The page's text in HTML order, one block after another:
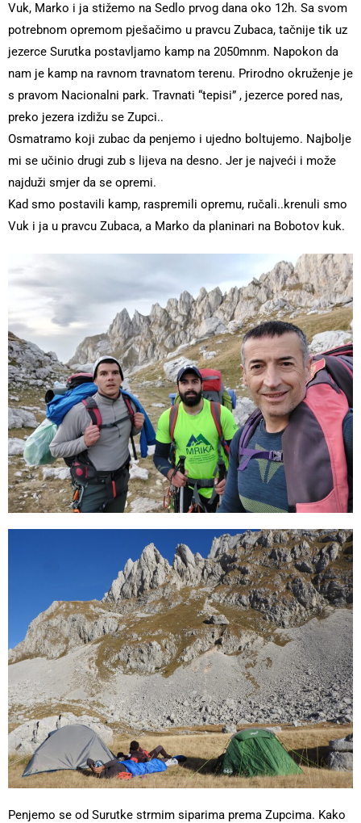
Vuk, Marko i ja stižemo na Sedlo prvog dana oko 12h. Sa svom
potrebnom opremom pješačimo u pravcu Zubaca, tačnije tik uz
jezerce Surutka postavljamo kamp na 2050mnm. Napokon da
nam je kamp na ravnom travnatom terenu. Prirodno okruženje je
s pravom Nacionalni park. Travnati “tepisi” , jezerce pored nas,
preko jezera izdižu se Zupci..
Osmatramo koji zubac da penjemo i ujedno boltujemo. Najbolje
mi se učinio drugi zub s lijeva na desno. Jer je najveći i može
najduži smjer da se opremi.
Kad smo postavili kamp, raspremili opremu, ručali..krenuli smo
Vuk i ja u pravcu Zubaca, a Marko da planinari na Bobotov kuk.
Penjemo se od Surutke strmim siparima prema Zupcima. Kako